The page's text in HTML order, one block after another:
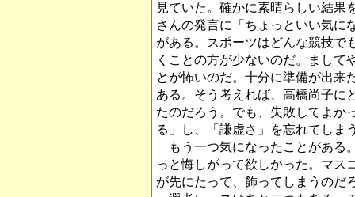
見ていた。確かに素晴らしい結果
さんの発言に「ちょっといい気に
がある。スポーツはどんな競技で
くことの方が少ないのだ。まして
とが怖いのだ。十分に準備が出来
ある。そう考えれば、高橋尚子に
たのだろう。でも、失敗してよか
る」し、「謙虚さ」を忘れてしま
もう一つ気になったことがある
っと悔しがって欲しかった。マス
が先にたって、飾ってしまうのだ